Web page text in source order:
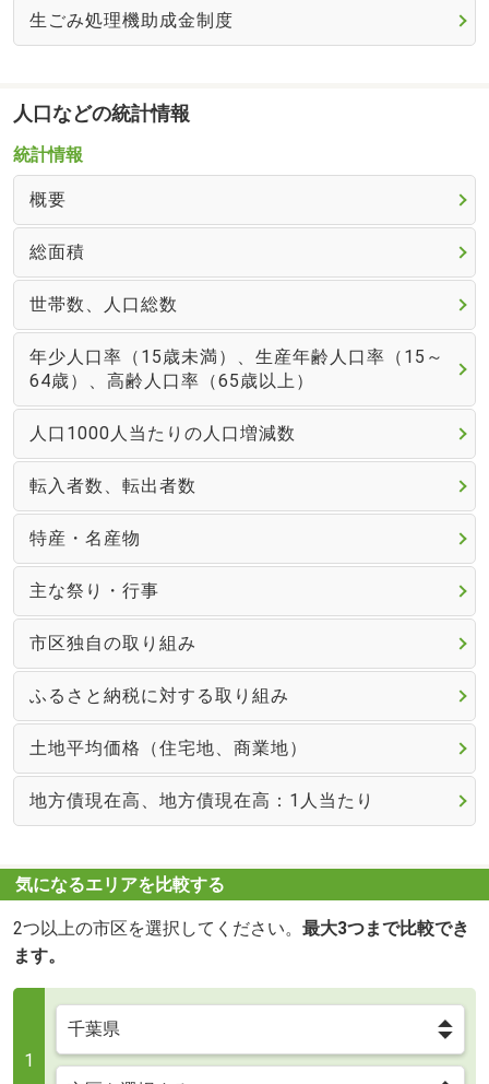
生ごみ処理機助成金制度
人口などの統計情報
統計情報
概要
総面積
世帯数、人口総数
年少人口率（15歳未満）、生産年齢人口率（15～
64歳）、高齢人口率（65歳以上）
人口1000人当たりの人口増減数
転入者数、転出者数
特産・名産物
主な祭り・行事
市区独自の取り組み
ふるさと納税に対する取り組み
土地平均価格（住宅地、商業地）
地方債現在高、地方債現在高：1人当たり
気になるエリアを比較する
2つ以上の市区を選択してください。 最大3つまで比較でき
ます。
1